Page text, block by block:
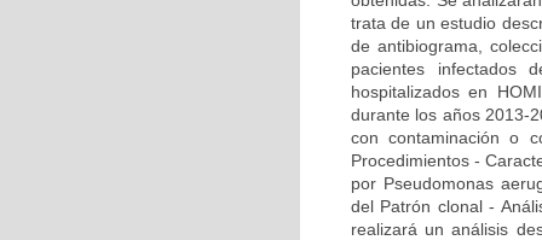
trata de un estudio
de antibiograma,
pacientes infectados
hospitalizados en
durante los años 2013-
con contaminación o
Procedimientos -
por Pseudomonas
del Patrón clonal -
realizará un análisis